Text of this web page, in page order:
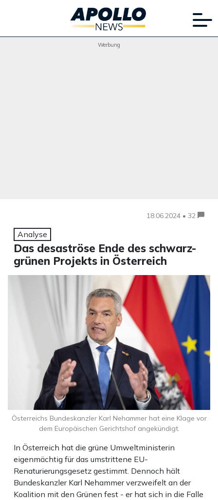
Werbung
18.06.2024 • 32
Analyse
Das desaströse Ende des schwarz-
grünen Projekts in Österreich
In Österreich hat die grüne Umweltministerin
eigenmächtig für das umstrittene EU-
Renaturierungsgesetz gestimmt. Dennoch hält
Bundeskanzler Karl Nehammer verzweifelt an der
Koalition mit den Grünen fest - er hat sich in die Falle
Österreichs Bundeskanzler Karl Nehammer hat eine Klage vor
dem Europäischen Gerichtshof angekündigt.